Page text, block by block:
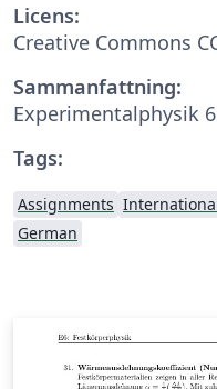
Licens:
Creative Commons
Sammanfattning:
Experimentalphysik
Tags:
Assignments
German